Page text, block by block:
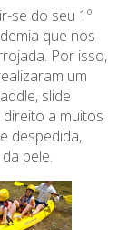
se do seu 1º
que nos
Por isso,
um
slide
a muitos
despedida,
pele.